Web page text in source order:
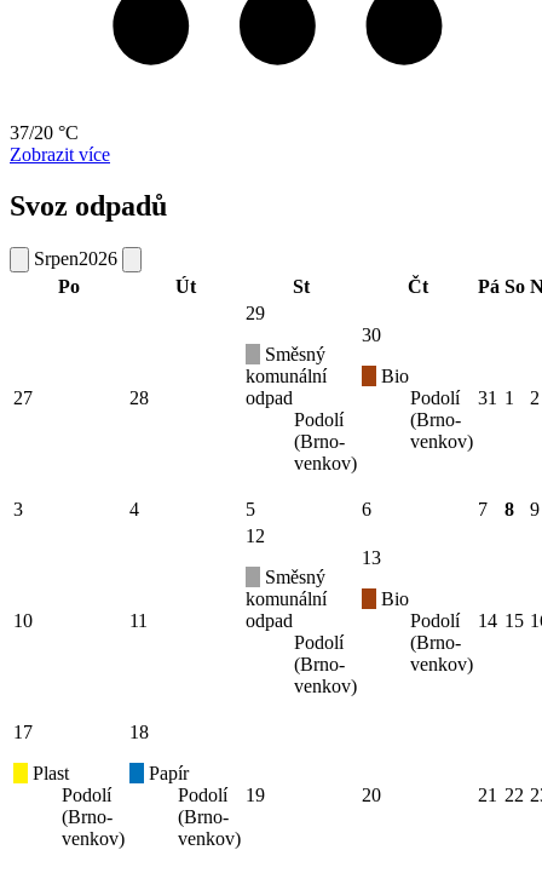
37/20 °C
Zobrazit více
Svoz odpadů
Srpen2026
Po
Út St Čt Pá So
27 28
29
Směsný
komunální
odpad
Podolí
(Brno-
venkov)
30
Bio
Podolí
(Brno-
venkov)
31 1 2
3 4 5 6 7 8 9
10 11
12
Směsný
komunální
odpad
Podolí
(Brno-
venkov)
13
Bio
Podolí
(Brno-
venkov)
14 15
17
Plast
Podolí
(Brno-
venkov)
18
Papír
Podolí
(Brno-
venkov)
19 20 21 22